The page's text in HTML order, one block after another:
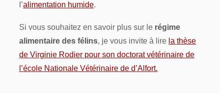
l’alimentation humide.
Si vous souhaitez en savoir plus sur le régime
alimentaire des félins, je vous invite à lire la thèse
de Virginie Rodier pour son doctorat vétérinaire de
l’école Nationale Vétérinaire de d’Alfort.